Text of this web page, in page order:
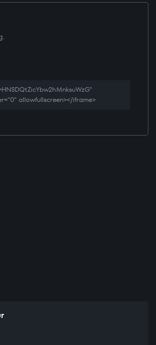
allowfullscreen></iframe>